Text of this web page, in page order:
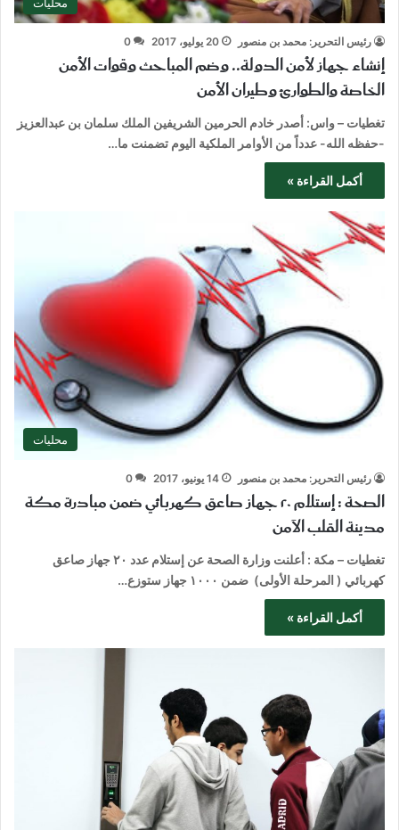
رئيس التحرير: محمد بن منصور 20 يوليو، 2017 0
إنشاء جهاز لأمن الدولة.. وضم المباحث وقوات الأمن
الخاصة والطوارئ وطيران الأمن
تغطيات – واس: أصدر خادم الحرمين الشريفين الملك سلمان بن عبدالعزيز
-حفظه الله- عدداً من الأوامر الملكية اليوم تضمنت ما…
أكمل القراءة »
محليات
رئيس التحرير: محمد بن منصور 14 يونيو، 2017 0
الصحة : إستلام ٢٠ جهاز صاعق كهربائي ضمن مبادرة مكة
مدينة القلب الآمن
تغطيات – مكة : أعلنت وزارة الصحة عن إستلام عدد ٢٠ جهاز صاعق
كهربائي ( المرحلة الأولى) ضمن ١٠٠٠ جهاز ستوزع…
أكمل القراءة »